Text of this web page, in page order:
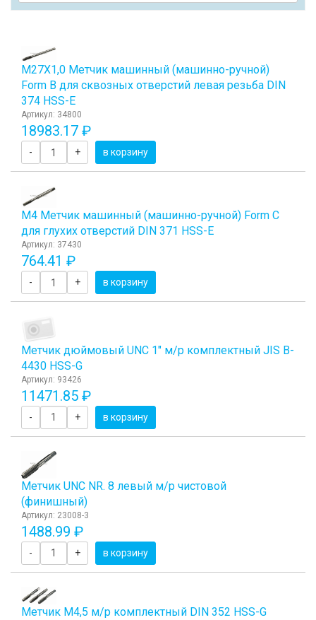
М27Х1,0 Метчик машинный (машинно-ручной)
Form B для сквозных отверстий левая резьба DIN
374 HSS-E
Артикул: 34800
18983.17 ₽
- + в корзину
М4 Метчик машинный (машинно-ручной) Form C
для глухих отверстий DIN 371 HSS-E
Артикул: 37430
764.41 ₽
- + в корзину
Метчик дюймовый UNC 1" м/р комплектный JIS B-
4430 HSS-G
Артикул: 93426
11471.85 ₽
- + в корзину
Метчик UNC NR. 8 левый м/р чистовой
(финишный)
Артикул: 23008-3
1488.99 ₽
- + в корзину
Метчик М4,5 м/р комплектный DIN 352 HSS-G